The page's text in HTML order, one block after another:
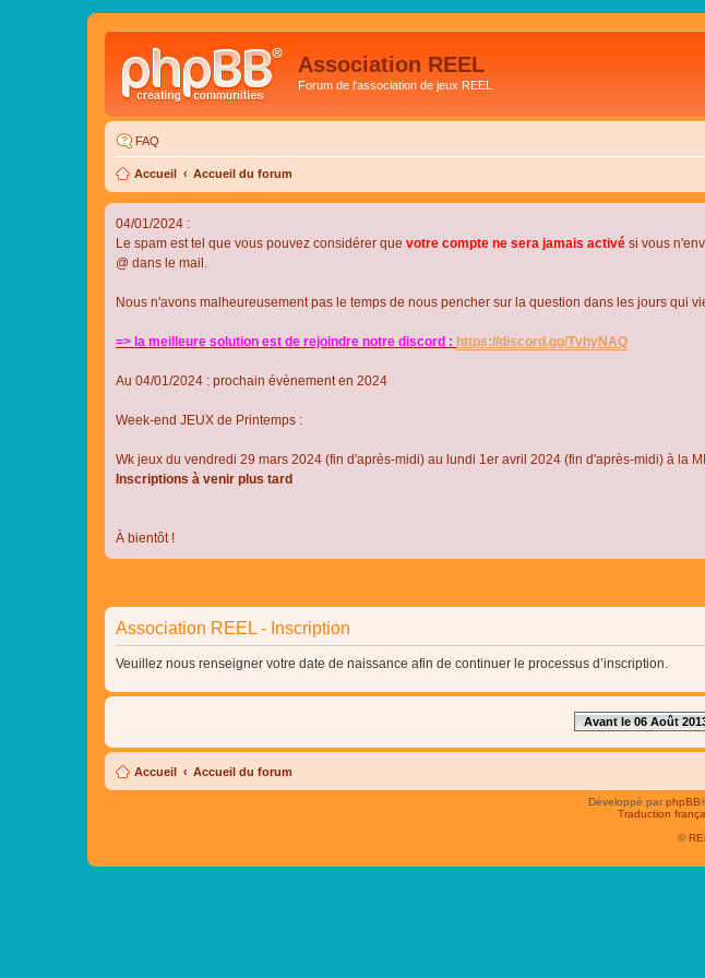
Association REEL
Forum de l'association de jeux REEL
FAQ
Accueil Accueil du forum
04/01/2024 :
Le spam est tel que vous pouvez considérer que votre compte ne sera jamais activé si vous
@ dans le mail.
Nous n'avons malheureusement pas le temps de nous pencher sur la question dans les jours qui
=> la meilleure solution est de rejoindre notre discord : https://discord.gg/TvhyNAQ
Au 04/01/2024 : prochain évènement en 2024
Week-end JEUX de Printemps :
Wk jeux du vendredi 29 mars 2024 (fin d'après-midi) au lundi 1er avril 2024 (fin d'après-midi) à la
Inscriptions à venir plus tard
À bientôt !
Association REEL - Inscription
Veuillez nous renseigner votre date de naissance afin de continuer le processus d’inscription.
Avant le 06 Août
Accueil Accueil du forum
Développé parphpBB
Traduction
©